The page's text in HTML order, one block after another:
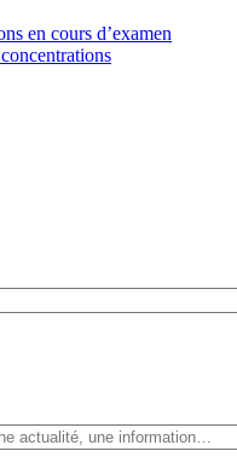
en cours d’examen